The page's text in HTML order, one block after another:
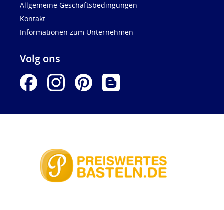
Allgemeine Geschäftsbedingungen
Kontakt
Informationen zum Unternehmen
Volg ons